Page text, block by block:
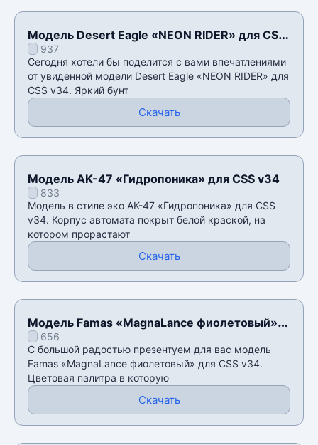
Модель Desert Eagle «NEON RIDER» для CSS
v34937
Сегодня хотели бы поделится с вами впечатлениями
от увиденной модели Desert Eagle «NEON RIDER» для
CSS v34. Яркий бунт
Скачать
Модель AK-47 «Гидропоника» для CSS v34
833
Модель в стиле эко AK-47 «Гидропоника» для CSS
v34. Корпус автомата покрыт белой краской, на
котором прорастают
Скачать
Модель Famas «MagnaLance фиолетовый»
для CSS v34
656
С большой радостью презентуем для вас модель
Famas «MagnaLance фиолетовый» для CSS v34.
Цветовая палитра в которую
Скачать